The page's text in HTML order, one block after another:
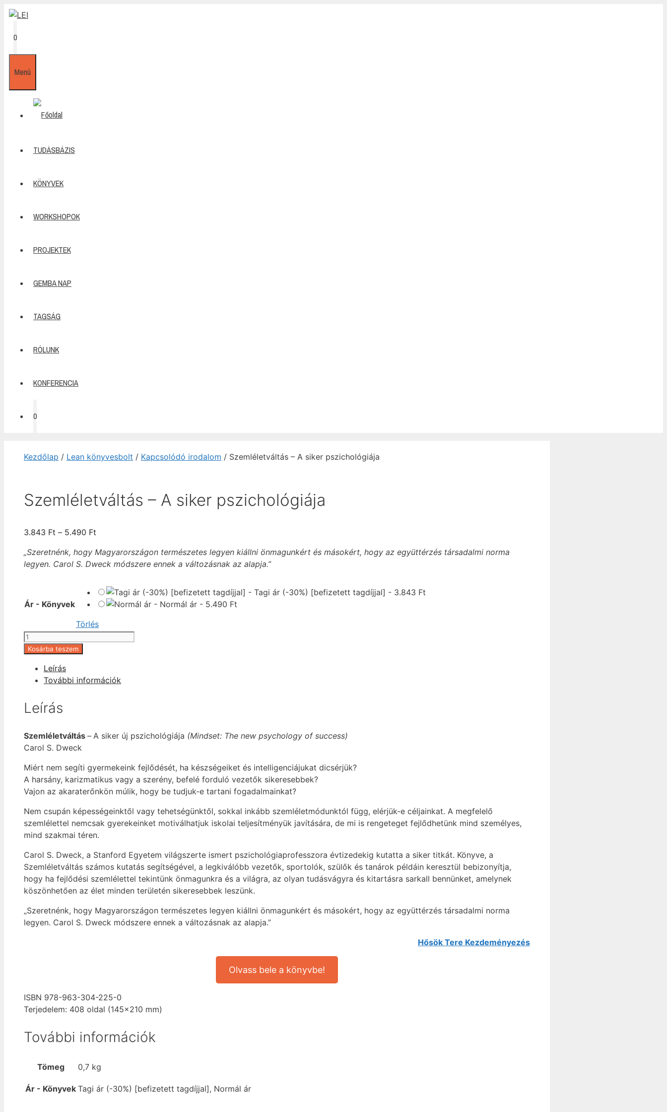
Kilépés
tartalomba
0
Menü
TUDÁSBÁZIS
KÖNYVEK
WORKSHOPOK
PROJEKTEK
GEMBA NAP
TAGSÁG
RÓLUNK
KONFERENCIA
0
Kezdőlap / Lean könyvesbolt / Kapcsolódó irodalom / Szemléletváltás – A siker pszichológiája
Szemléletváltás – A siker pszichológiája
3.843 Ft – 5.490 Ft
-
5.490 Ft
„Szeretnénk, hogy Magyarországon természetes legyen kiállni önmagunkért és másokért, hogy az együttérzés társadalmi norma
legyen. Carol S. Dweck módszere ennek a változásnak az alapja.”
Ár - Könyvek
- Tagi ár (-30%) [befizetett tagdíjjal] - 3.843 Ft
- Normál ár - 5.490 Ft
Törlés
Szemléletváltás
-
siker
pszichológiája
Kosárba teszem
Leírás
További információk
Leírás
Szemléletváltás – A siker új pszichológiája (Mindset: The new psychology of success)
Carol S. Dweck
Miért nem segíti gyermekeink fejlődését, ha készségeiket és intelligenciájukat dicsérjük?
A harsány, karizmatikus vagy a szerény, befelé forduló vezetők sikeresebbek?
Vajon az akaraterőnkön múlik, hogy be tudjuk-e tartani fogadalmainkat?
Nem csupán képességeinktől vagy tehetségünktől, sokkal inkább szemléletmódunktól függ, elérjük-e céljainkat. A megfelelő
szemlélettel nemcsak gyerekeinket motiválhatjuk iskolai teljesítményük javítására, de mi is rengeteget fejlődhetünk mind személyes,
mind szakmai téren.
Carol S. Dweck, a Stanford Egyetem világszerte ismert pszichológiaprofesszora évtizedekig kutatta a siker titkát. Könyve, a
Szemléletváltás számos kutatás segítségével, a legkiválóbb vezetők, sportolók, szülők és tanárok példáin keresztül bebizonyítja,
hogy ha fejlődési szemlélettel tekintünk önmagunkra és a világra, az olyan tudásvágyra és kitartásra sarkall bennünket, amelynek
köszönhetően az élet minden területén sikeresebbek leszünk.
„Szeretnénk, hogy Magyarországon természetes legyen kiállni önmagunkért és másokért, hogy az együttérzés társadalmi norma
legyen. Carol S. Dweck módszere ennek a változásnak az alapja.”
Hősök Tere Kezdeményezés
Olvass bele a könyvbe!
ISBN 978-963-304-225-0
Terjedelem: 408 oldal (145×210 mm)
További információk
Tömeg 0,7 kg
Ár - Könyvek Tagi ár (-30%) [befizetett tagdíjjal], Normál ár